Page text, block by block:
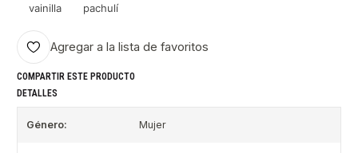
vainilla pachulí
Agregar a la lista de favoritos
COMPARTIR ESTE PRODUCTO
DETALLES
Género: Mujer